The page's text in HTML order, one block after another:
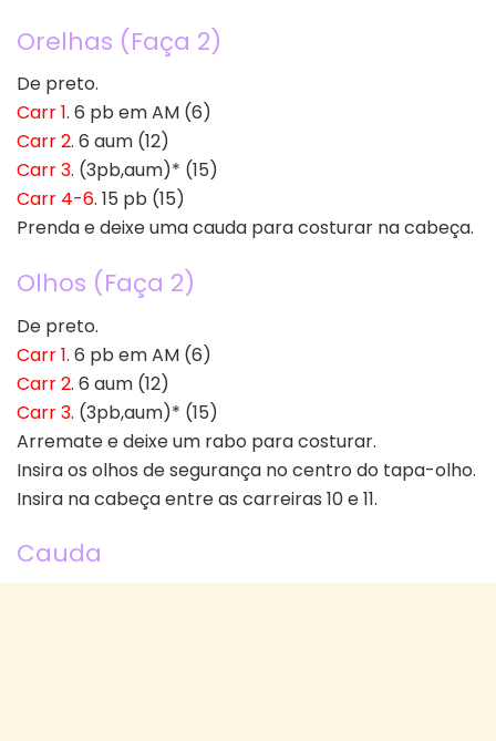
Orelhas (Faça 2)
De preto.
Carr 1. 6 pb em AM (6)
Carr 2. 6 aum (12)
Carr 3. (3pb,aum)* (15)
Carr 4-6. 15 pb (15)
Prenda e deixe uma cauda para costurar na cabeça.
Olhos (Faça 2)
De preto.
Carr 1. 6 pb em AM (6)
Carr 2. 6 aum (12)
Carr 3. (3pb,aum)* (15)
Arremate e deixe um rabo para costurar.
Insira os olhos de segurança no centro do tapa-olho.
Insira na cabeça entre as carreiras 10 e 11.
Cauda